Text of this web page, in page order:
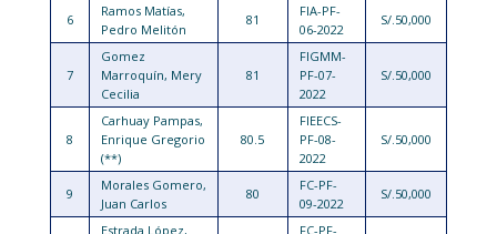
6
Ramos Matías,
Pedro Melitón
81
FIA-PF-
06-2022
S/.50,000
7
Gomez
Marroquín, Mery
Cecilia
81
FIGMM-
PF-07-
2022
S/.50,000
8
Carhuay Pampas,
Enrique Gregorio
(**)
80.5
FIEECS-
PF-08-
2022
S/.50,000
9
Morales Gomero,
Juan Carlos
80
FC-PF-
09-2022
S/.50,000
Estrada López,
FC-PF-